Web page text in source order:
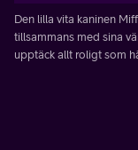
Den lilla vita kaninen
tillsammans med sina
upptäck allt roligt som